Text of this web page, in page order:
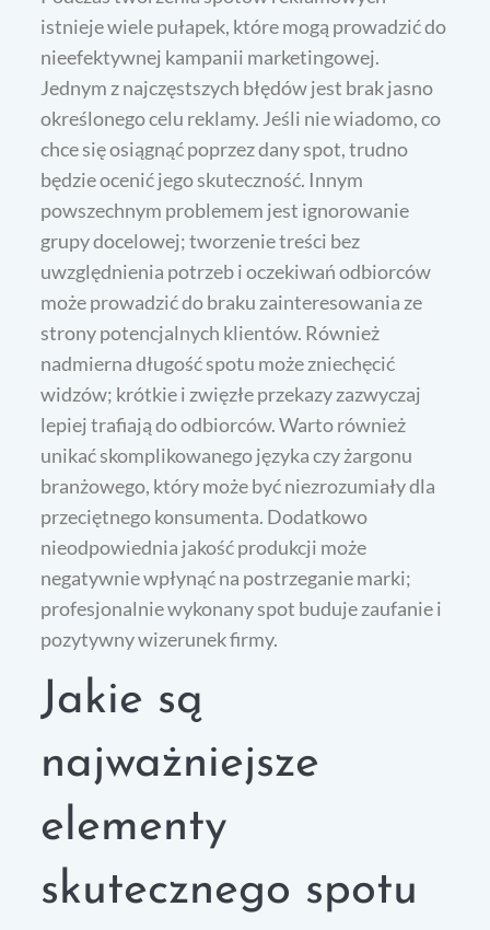
istnieje wiele pułapek, które mogą prowadzić do
nieefektywnej kampanii marketingowej.
Jednym z najczęstszych błędów jest brak jasno
określonego celu reklamy. Jeśli nie wiadomo, co
chce się osiągnąć poprzez dany spot, trudno
będzie ocenić jego skuteczność. Innym
powszechnym problemem jest ignorowanie
grupy docelowej; tworzenie treści bez
uwzględnienia potrzeb i oczekiwań odbiorców
może prowadzić do braku zainteresowania ze
strony potencjalnych klientów. Również
nadmierna długość spotu może zniechęcić
widzów; krótkie i zwięzłe przekazy zazwyczaj
lepiej trafiają do odbiorców. Warto również
unikać skomplikowanego języka czy żargonu
branżowego, który może być niezrozumiały dla
przeciętnego konsumenta. Dodatkowo
nieodpowiednia jakość produkcji może
negatywnie wpłynąć na postrzeganie marki;
profesjonalnie wykonany spot buduje zaufanie i
pozytywny wizerunek firmy.
Jakie są
najważniejsze
elementy
skutecznego spotu